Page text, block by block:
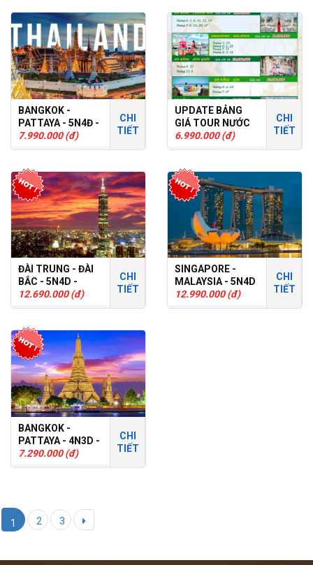
BANGKOK -
PATTAYA - 5N4Đ -
TOUR GHÉP
7.990.000 (đ)
CHI
TIẾT
UPDATE BẢNG
GIÁ TOUR NƯỚC
NGOÀI T6
6.990.000 (đ)
CHI
TIẾT
ĐÀI TRUNG - ĐÀI
BẮC - 5N4D -
TOUR GHÉP
12.690.000 (đ)
CHI
TIẾT
SINGAPORE -
MALAYSIA - 5N4D
- TOUR GHÉP
12.990.000 (đ)
CHI
TIẾT
BANGKOK -
PATTAYA - 4N3D -
TOUR GHÉP
7.290.000 (đ)
CHI
TIẾT
1 2 3